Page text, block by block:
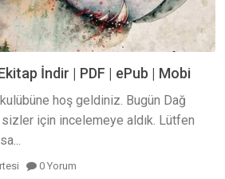
İndir | PDF | ePub | Mobi
hoş geldiniz. Bugün Dağ
sizler için incelemeye aldık. Lütfen
0 Yorum